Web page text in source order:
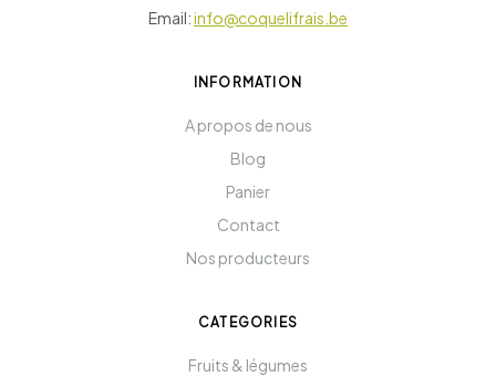
Email:info@coquelifrais.be
INFORMATION
A propos de nous
Blog
Panier
Contact
Nos producteurs
CATEGORIES
Fruits & légumes